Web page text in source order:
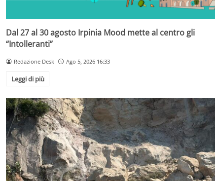
Dal 27 al 30 agosto Irpinia Mood mette al centro gli
“Intolleranti”
Redazione Desk Ago 5, 2026 16:33
Leggi di più